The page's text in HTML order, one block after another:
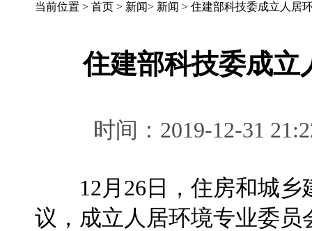
当前位置 > 首页 > 新闻> 新闻 > 住建部科技委成立人居
住建部科技委成立
时间：2019-12-31
12月26日，住房和城乡
议，成立人居环境专业委